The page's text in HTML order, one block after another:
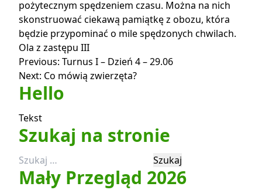
pożytecznym spędzeniem czasu. Można na nich
skonstruować ciekawą pamiątkę z obozu, która
będzie przypominać o mile spędzonych chwilach.
Ola z zastępu III
Nawigacja
wpisu
Previous: Turnus I – Dzień 4 – 29.06
Next: Co mówią zwierzęta?
Hello
Tekst
Szukaj na stronie
Szukaj:
Mały Przegląd 2026